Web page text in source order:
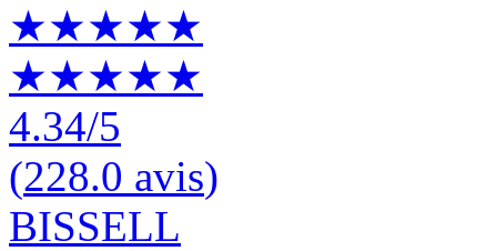
★★★★★
★★★★★
4.34/5
(228.0 avis)
BISSELL